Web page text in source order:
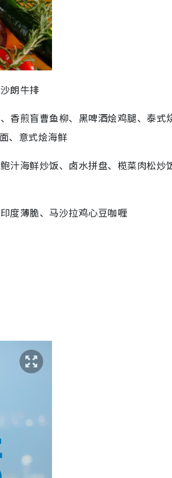
朗牛排
香煎盲曹鱼柳、黑啤酒烩鸡腿、泰式
、意式烩海鲜
汁海鲜炒饭、卤水拼盘、榄菜肉松炒
度薄脆、马沙拉鸡心豆咖喱